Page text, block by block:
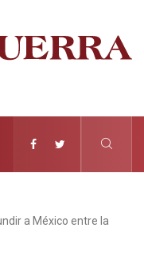
a México entre la